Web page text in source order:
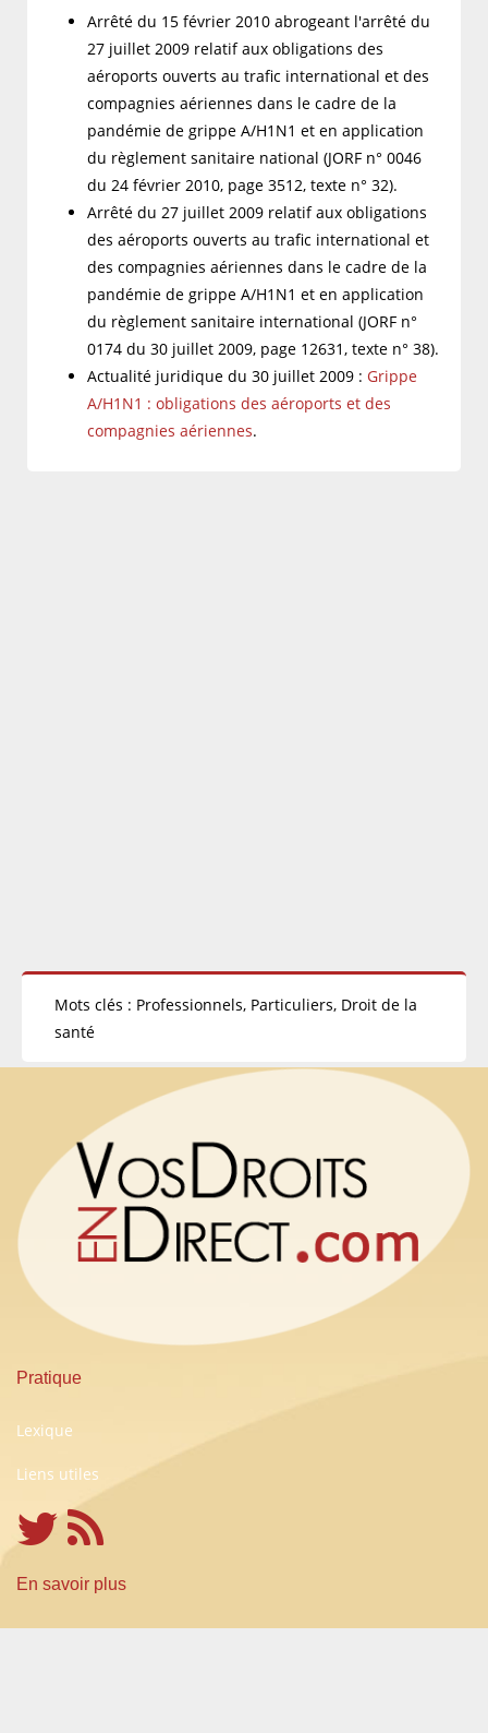
Arrêté du 15 février 2010 abrogeant l'arrêté du
27 juillet 2009 relatif aux obligations des
aéroports ouverts au trafic international et des
compagnies aériennes dans le cadre de la
pandémie de grippe A/H1N1 et en application
du règlement sanitaire national (JORF n° 0046
du 24 février 2010, page 3512, texte n° 32).
Arrêté du 27 juillet 2009 relatif aux obligations
des aéroports ouverts au trafic international et
des compagnies aériennes dans le cadre de la
pandémie de grippe A/H1N1 et en application
du règlement sanitaire international (JORF n°
0174 du 30 juillet 2009, page 12631, texte n° 38).
Actualité juridique du 30 juillet 2009 : Grippe
A/H1N1 : obligations des aéroports et des
compagnies aériennes.
Mots clés : Professionnels, Particuliers, Droit de la
santé
Pratique
Lexique
Liens utiles
En savoir plus